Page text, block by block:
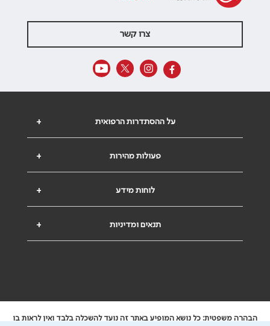
צרו קשר
+ על ההסתדרות הרפואית
+ פעולות מהירות
+ לוחות מידע
+ תנאים ומדיניות
הבהרה משפטית: כל נושא המופיע באתר זה נועד להשכלה בלבד ואין לראות בו